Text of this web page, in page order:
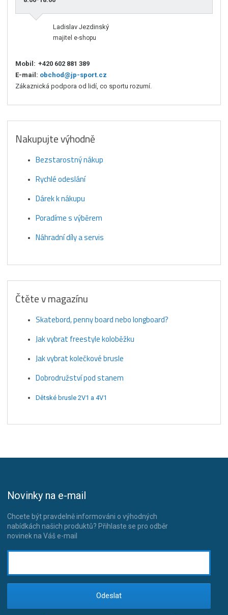
Ladislav Jezdinský
majitel e-shopu
Mobil: +420 602 881 389
E-mail: obchod@jp-sport.cz
Zákaznická podpora od lidí, co sportu rozumí.
Nakupujte výhodně
Bezstarostný nákup
Rychlé odeslání
Dárek k nákupu
Poradíme s výběrem
Náhradní díly a servis
Čtěte v magazínu
Skatebord, penny board nebo longboard?
Jak vybrat freestyle koloběžku
Jak vybrat kolečkové brusle
Dobrodružství pod stanem
Dětské brusle 2V1 a 4V1
Novinky na e-mail
Chcete být pravdelně informováni o výhodných
nabídkách našich produktů? Přihlaste se pro odběr
novinek na Váš e-mail
Odeslat